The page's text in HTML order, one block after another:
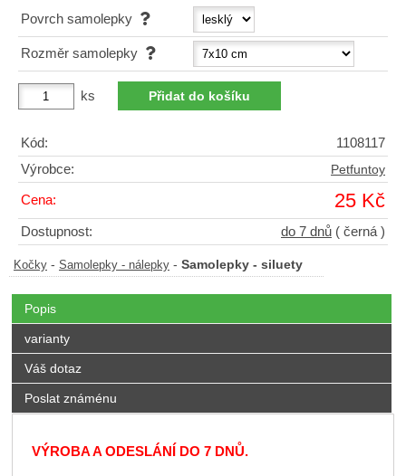
Povrch samolepky
Rozměr samolepky
ks
Kód:
1108117
Výrobce:
Petfuntoy
Cena: 25 Kč
Dostupnost: do 7 dnů ( černá )
Kočky - Samolepky - nálepky - Samolepky - siluety
Popis
varianty
Váš dotaz
Poslat známénu
VÝROBA A ODESLÁNÍ DO 7 DNŮ.